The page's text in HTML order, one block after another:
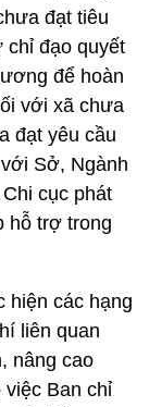
đạt tiêu
chỉ đạo quyết
để hoàn
với xã chưa
đạt yêu cầu
Sở, Ngành
cục phát
hỗ trợ trong
hiện các hạng
liên quan
nâng cao
việc Ban chỉ